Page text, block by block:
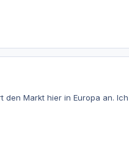
den Markt hier in Europa an.